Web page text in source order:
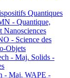
Quantiques
- Quantique,
Nanosciences
- Science des
Objets
- Maj. Solids -
- Maj. WAPE -